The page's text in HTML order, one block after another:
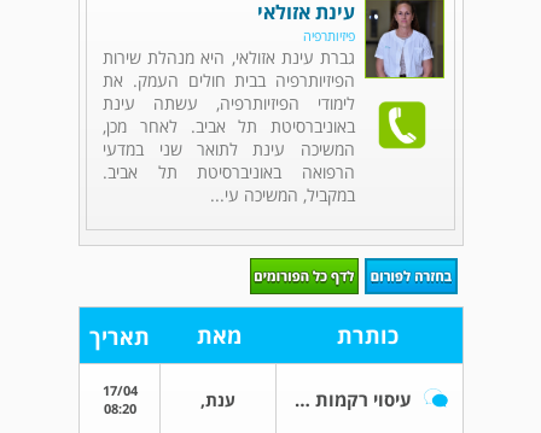
עינת אזולאי
פיזיותרפיה
גברת עינת אזולאי, היא מנהלת שירות
הפיזיותרפיה בבית חולים העמק. את
לימודי הפיזיותרפיה, עשתה עינת
באוניברסיטת תל אביב. לאחר מכן,
המשיכה עינת לתואר שני במדעי
הרפואה באוניברסיטת תל אביב.
במקביל, המשיכה עי...
כותרת מאת תאריך
עיסוי רקמות עמוק ענת,
17/04
08:20